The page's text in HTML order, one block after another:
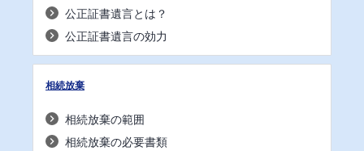
公正証書遺言とは？
公正証書遺言の効力
相続放棄
相続放棄の範囲
相続放棄の必要書類